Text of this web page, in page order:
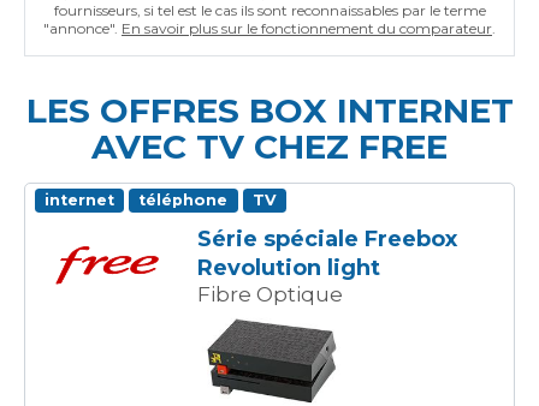
fournisseurs, si tel est le cas ils sont reconnaissables par le terme
"annonce". En savoir plus sur le fonctionnement du comparateur.
LES OFFRES BOX INTERNET
AVEC TV CHEZ FREE
internet téléphone TV
Série spéciale Freebox
Revolution light
Fibre Optique